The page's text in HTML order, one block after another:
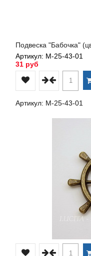
Подвеска "Бабочка"
Артикул: М-25-43-01
31 руб
Артикул: М-25-43-01